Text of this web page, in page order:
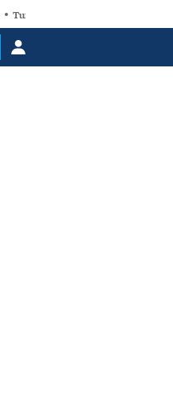
Turbina eólica